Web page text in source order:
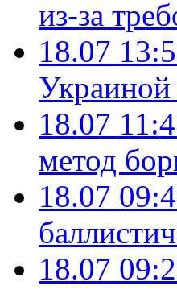
из-за
18.07
Украиной
18.07
метод
18.07
18.07